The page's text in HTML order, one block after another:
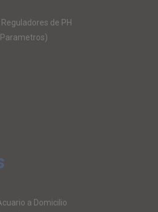
de PH
a Domicilio